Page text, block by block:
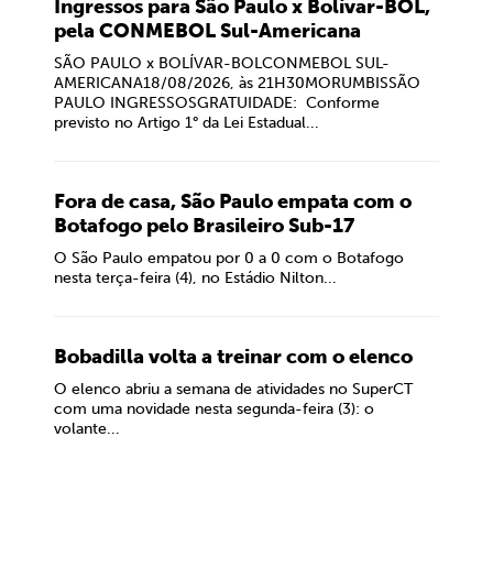
Ingressos para São Paulo x Bolívar-BOL,
pela CONMEBOL Sul-Americana
SÃO PAULO x BOLÍVAR-BOLCONMEBOL SUL-
AMERICANA18/08/2026, às 21H30MORUMBISSÃO
PAULO INGRESSOSGRATUIDADE: Conforme
previsto no Artigo 1° da Lei Estadual...
Fora de casa, São Paulo empata com o
Botafogo pelo Brasileiro Sub-17
O São Paulo empatou por 0 a 0 com o Botafogo
nesta terça-feira (4), no Estádio Nilton...
Bobadilla volta a treinar com o elenco
O elenco abriu a semana de atividades no SuperCT
com uma novidade nesta segunda-feira (3): o
volante...